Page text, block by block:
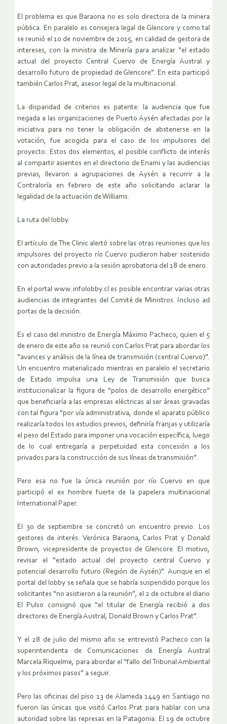
El problema es que Baraona no es solo directora de la minera
pública. En paralelo es consejera legal de Glencore y como tal
se reunió el 10 de noviembre de 2015, en calidad de gestora de
intereses, con la ministra de Minería para analizar “el estado
actual del proyecto Central Cuervo de Energía Austral y
desarrollo futuro de propiedad de Glencore”. En esta participó
también Carlos Prat, asesor legal de la multinacional.
La disparidad de criterios es patente: la audiencia que fue
negada a las organizaciones de Puerto Aysén afectadas por la
iniciativa para no tener la obligación de abstenerse en la
votación, fue acogida para el caso de los impulsores del
proyecto. Estos dos elementos, el posible conflicto de interés
al compartir asientos en el directorio de Enami y las audiencias
previas, llevaron a agrupaciones de Aysén a recurrir a la
Contraloría en febrero de este año solicitando aclarar la
legalidad de la actuación de Williams.
La ruta del lobby
El artículo de The Clinic alertó sobre las otras reuniones que los
impulsores del proyecto río Cuervo pudieron haber sostenido
con autoridades previo a la sesión aprobatoria del 18 de enero.
En el portal www.infolobby.cl es posible encontrar varias otras
audiencias de integrantes del Comité de Ministros. Incluso ad
portas de la decisión.
Es el caso del ministro de Energía Máximo Pacheco, quien el 5
de enero de este año se reunió con Carlos Prat para abordar los
“avances y análisis de la línea de transmisión (central Cuervo)”.
Un encuentro materializado mientras en paralelo el secretario
de Estado impulsa una Ley de Transmisión que busca
institucionalizar la figura de “polos de desarrollo energético”
que beneficiaría a las empresas eléctricas al ser áreas gravadas
con tal figura “por vía administrativa, donde el aparato público
realizaría todos los estudios previos, definiría franjas y utilizaría
el peso del Estado para imponer una vocación específica, luego
de lo cual entregaría a perpetuidad esta concesión a los
privados para la construcción de sus líneas de transmisión”.
Pero esa no fue la única reunión por río Cuervo en que
participó el ex hombre fuerte de la papelera multinacional
International Paper.
El 30 de septiembre se concretó un encuentro previo. Los
gestores de interés: Verónica Baraona, Carlos Prat y Donald
Brown, vicepresidente de proyectos de Glencore. El motivo,
revisar el “estado actual del proyecto central Cuervo y
potencial desarrollo futuro (Región de Aysén)”. Aunque en el
portal del lobby se señala que se habría suspendido porque los
solicitantes “no asistieron a la reunión”, el 2 de octubre el diario
El Pulso consignó que “el titular de Energía recibió a dos
directores de Energía Austral, Donald Brown y Carlos Prat”.
Y el 28 de julio del mismo año se entrevistó Pacheco con la
superintendenta de Comunicaciones de Energía Austral
Marcela Riquelme, para abordar el “fallo del Tribunal Ambiental
y los próximos pasos” a seguir.
Pero las oficinas del piso 13 de Alameda 1449 en Santiago no
fueron las únicas que visitó Carlos Prat para hablar con una
autoridad sobre las represas en la Patagonia. El 19 de octubre